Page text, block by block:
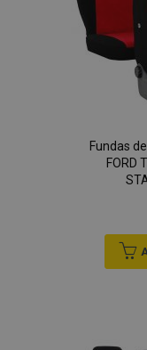
Fundas
FORD